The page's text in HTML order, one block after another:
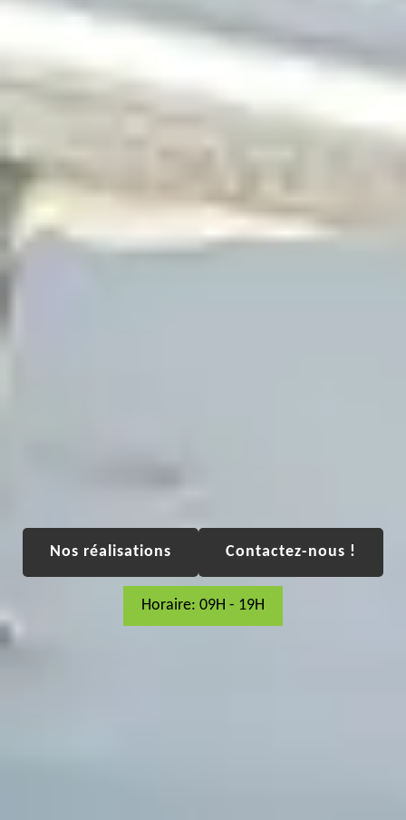
Nos réalisations Contactez-nous !
Horaire: 09H - 19H